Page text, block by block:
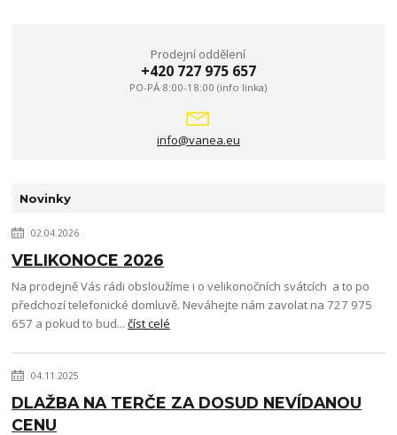
Prodejní oddělení
+420 727 975 657
PO-PÁ 8:00-18:00 (info linka)
info@vanea.eu
Novinky
02.04.2026
VELIKONOCE 2026
Na prodejně Vás rádi obsloužíme i o velikonočních svátcích a to po
předchozí telefonické domluvě. Neváhejte nám zavolat na 727 975
657 a pokud to bud...číst celé
04.11.2025
DLAŽBA NA TERČE ZA DOSUD NEVÍDANOU
CENU